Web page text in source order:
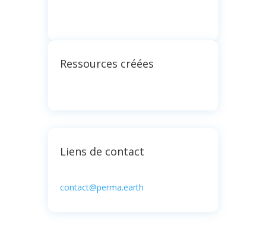
Ressources créées
Liens de contact
contact@perma.earth